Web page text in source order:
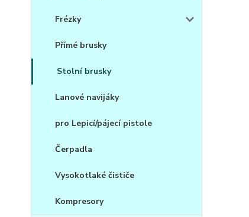
Frézky
Přímé brusky
Stolní brusky
Lanové navijáky
pro Lepicí/pájecí pistole
Čerpadla
Vysokotlaké čističe
Kompresory